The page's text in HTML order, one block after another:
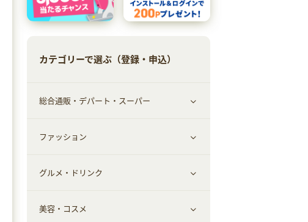
カテゴリーで選ぶ（登録・申込）
総合通販・デパート・スーパー
すべて見る
総合通販
ファッション
すべて見る
ファッション
グルメ・ドリンク
すべて見る
美容・コスメ